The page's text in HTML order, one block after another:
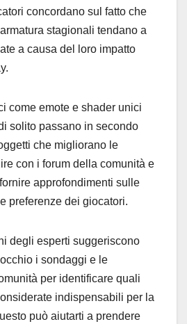
concordano sul fatto che
stagionali tendano a
a causa del loro impatto
come emote e shader unici
solito passano in secondo
che migliorano le
con i forum della comunità e
approfondimenti sulle
preferenze dei giocatori.
degli esperti suggeriscono
i sondaggi e le
per identificare quali
indispensabili per la
può aiutarti a prendere